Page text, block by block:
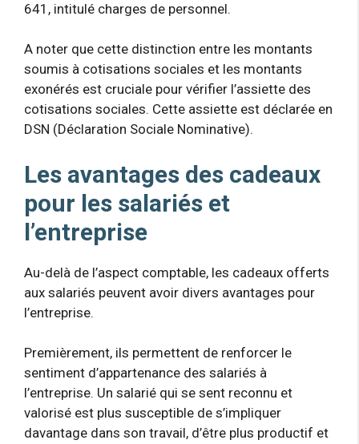
641, intitulé charges de personnel.
A noter que cette distinction entre les montants
soumis à cotisations sociales et les montants
exonérés est cruciale pour vérifier l’assiette des
cotisations sociales. Cette assiette est déclarée en
DSN (Déclaration Sociale Nominative).
Les avantages des cadeaux
pour les salariés et
l’entreprise
Au-delà de l’aspect comptable, les cadeaux offerts
aux salariés peuvent avoir divers avantages pour
l’entreprise.
Premièrement, ils permettent de renforcer le
sentiment d’appartenance des salariés à
l’entreprise. Un salarié qui se sent reconnu et
valorisé est plus susceptible de s’impliquer
davantage dans son travail, d’être plus productif et